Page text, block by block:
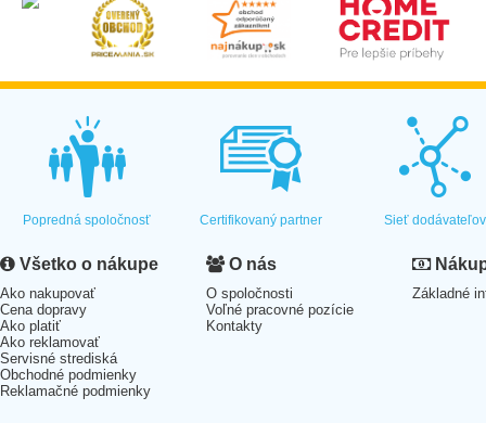
Popredná spoločnosť Certifikovaný partner Sieť dodávateľov
Všetko o nákupe
Ako nakupovať
Cena dopravy
Ako platiť
Ako reklamovať
Servisné strediská
Obchodné podmienky
Reklamačné podmienky
O nás
O spoločnosti
Voľné pracovné pozície
Kontakty
Základné